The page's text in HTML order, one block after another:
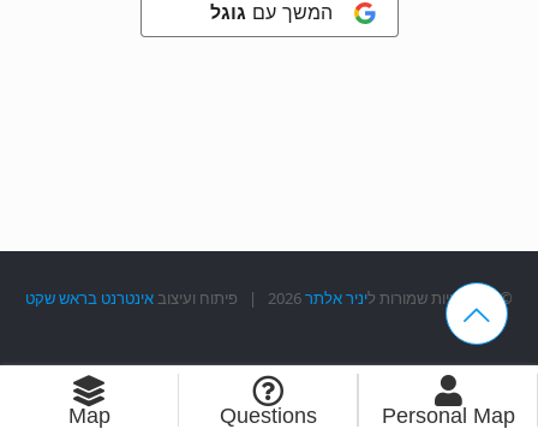
המשך עם גוגל
© כל הזכויות שמורות ליניר אלתר2026 | פיתוח ועיצוב אינטרנט בראש שקט